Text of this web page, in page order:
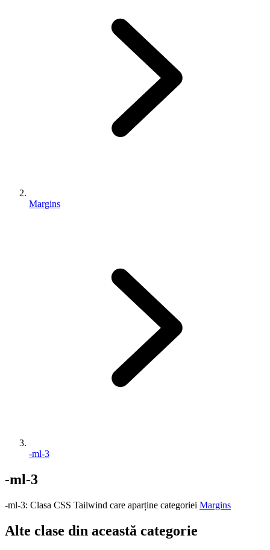
Margins
-ml-3
-ml-3
-ml-3: Clasa CSS Tailwind care aparține categoriei Margins
Alte clase din această categorie